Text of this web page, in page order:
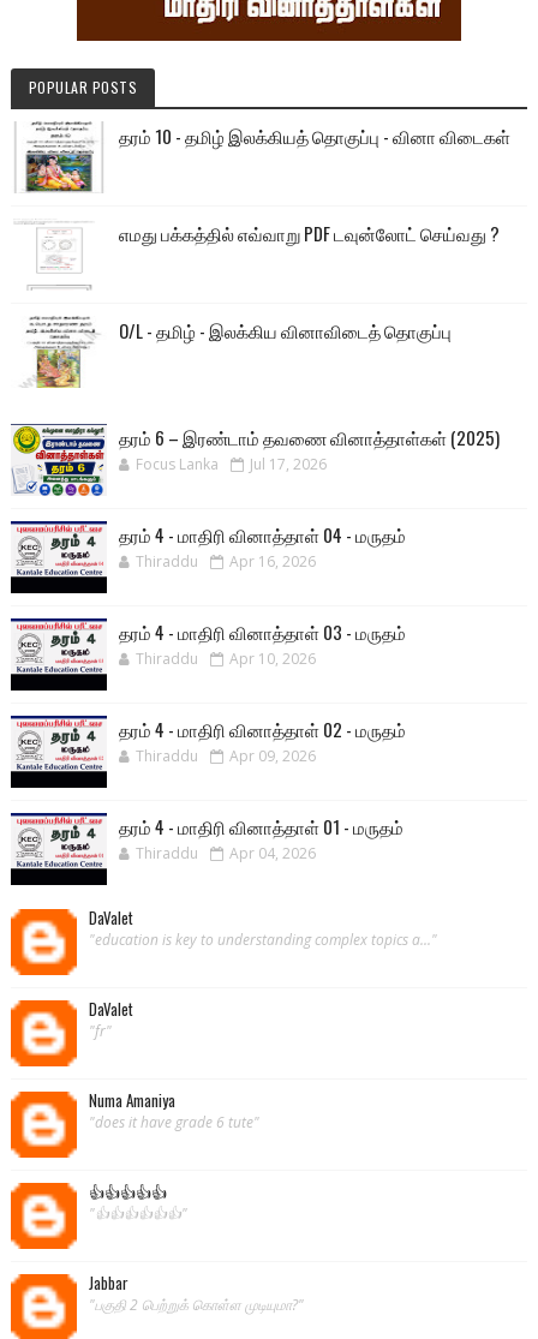
POPULAR POSTS
தரம் 10 - தமிழ் இலக்கியத் தொகுப்பு - வினா விடைகள்
எமது பக்கத்தில் எவ்வாறு PDF டவுன்லோட் செய்வது ?
O/L - தமிழ் - இலக்கிய வினாவிடைத் தொகுப்பு
தரம் 6 – இரண்டாம் தவணை வினாத்தாள்கள் (2025)
Focus Lanka Jul 17, 2026
தரம் 4 - மாதிரி வினாத்தாள் 04 - மருதம்
Thiraddu Apr 16, 2026
தரம் 4 - மாதிரி வினாத்தாள் 03 - மருதம்
Thiraddu Apr 10, 2026
தரம் 4 - மாதிரி வினாத்தாள் 02 - மருதம்
Thiraddu Apr 09, 2026
தரம் 4 - மாதிரி வினாத்தாள் 01 - மருதம்
Thiraddu Apr 04, 2026
DaValet
"education is key to understanding complex topics a..."
DaValet
"fr"
Numa Amaniya
"does it have grade 6 tute"
👍👍👍👍👍
"👍👍👍👍👍👍"
Jabbar
"பகுதி 2 பெற்றுக் கொள்ள முடியுமா?"